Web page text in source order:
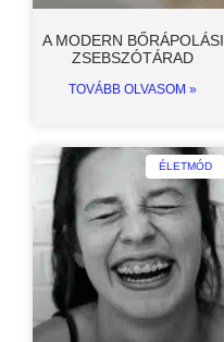
A MODERN BŐRÁPOLÁSI
ZSEBSZÓTÁRAD
TOVÁBB OLVASOM »
ÉLETMÓD